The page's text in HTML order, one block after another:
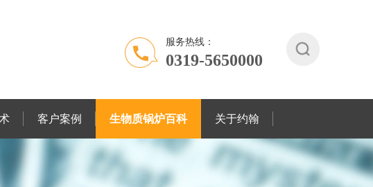
服务热线：
0319-5650000
客户案例 生物质锅炉百科 关于约翰